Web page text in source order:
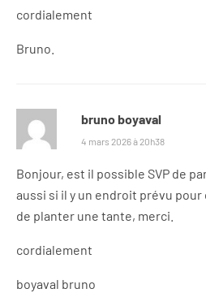
cordialement
Bruno.
bruno boyaval
4 mars 2026 à 20h38
Bonjour, est il possible SVP de
aussi si il y un endroit prévu
de planter une tante, merci.
cordialement
boyaval bruno